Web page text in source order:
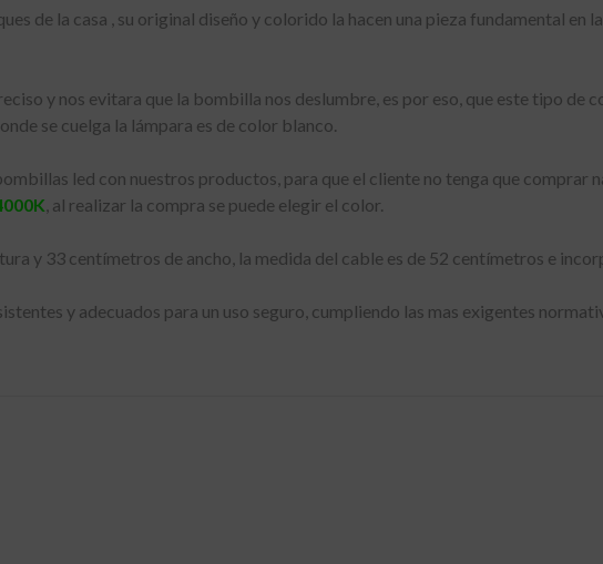
de la casa , su original diseño y colorido la hacen una pieza fundamental en
y nos evitara que la bombilla nos deslumbre, es por eso, que este tipo de
se cuelga la lámpara es de color blanco.
led con nuestros productos, para que el cliente no tenga que comprar
, al realizar la compra se puede elegir el color.
y 33 centímetros de ancho, la medida del cable es de 52 centímetros e
y adecuados para un uso seguro, cumpliendo las mas exigentes